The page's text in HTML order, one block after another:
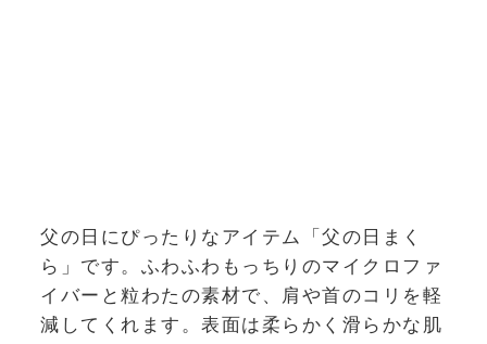
父の日にぴったりなアイテム「父の日まく
ら」です。ふわふわもっちりのマイクロファ
イバーと粒わたの素材で、肩や首のコリを軽
減してくれます。表面は柔らかく滑らかな肌